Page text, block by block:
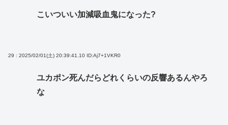
こいついい加減吸血鬼になった?
29 : 2025/02/01(土) 20:39:41.10 ID:Aj7+1VKR0
ユカポン死んだらどれくらいの反響あるんやろ
な